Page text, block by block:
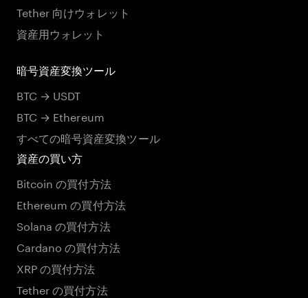
Tether 向けウォレット
資産用ウォレット
暗号資産変換ツール
BTC → USDT
BTC → Ethereum
すべての暗号資産変換ツール
資産の買い方
Bitcoin の買付方法
Ethereum の買付方法
Solana の買付方法
Cardano の買付方法
XRP の買付方法
Tether の買付方法